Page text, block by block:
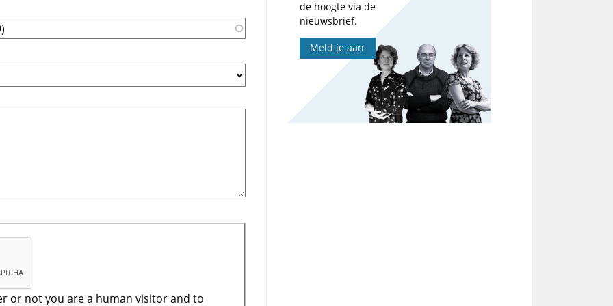
or not you are a human visitor and to
de hoogte via de
nieuwsbrief.
Meld je aan